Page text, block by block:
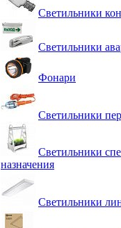
Светильники
Светильники
Фонари
Светильники
Светильники
назначения
Светильники